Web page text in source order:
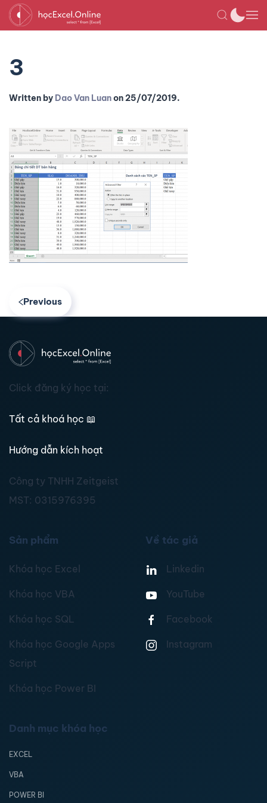
3
Written by Dao Van Luanon25/07/2019.
Previous
Click đăng ký học tại:
Tất cả khoá học 📖
Hướng dẫn kích hoạt
Công ty TNHH Zeitgeist
MST: 0315976395
Sản phẩm
Khóa học Excel
Khóa học VBA
Khóa học SQL
Khóa học Google Apps
Script
Khóa học Power BI
Về tác giả
Linkedin
YouTube
Facebook
Instagram
Danh mục khóa học
EXCEL
VBA
POWER BI